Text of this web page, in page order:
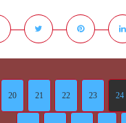
10
20 21 22 23 24